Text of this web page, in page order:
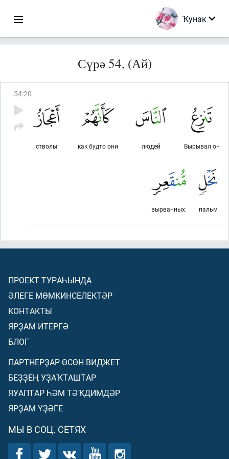
Ҡунак
Сүрә 54, (Ай)
54:20
Вырывал он
людей
как будто они
стволы
пальм
вырванных.
ПРОЕКТ ТУРАҺЫНДА
ӘЛЕГЕ МӨМКИНСЕЛЕКТӘР
КОНТАКТЫ
ЯРҘАМ ИТЕРГӘ
БЛОГ
ПАРТНЕРҘАР ӨСӨН ВИДЖЕТ
БЕҘҘЕҢ УҘАҠТАШТАР
ЯУАПТАР ҺӘМ ТӘҠДИМДӘР
ЯРҘАМ ҮҘӘГЕ
МЫ В СОЦ. СЕТЯХ